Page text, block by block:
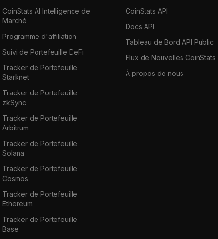
CoinStats AI Intelligence de
Marché
Programme d'affiliation
Suivi de Portefeuille DeFi
Tracker de Portefeuille
Starknet
Tracker de Portefeuille
zkSync
Tracker de Portefeuille
Arbitrum
Tracker de Portefeuille
Solana
Tracker de Portefeuille
Cosmos
Tracker de Portefeuille
Ethereum
Tracker de Portefeuille
Base
CoinStats API
Docs API
Tableau de Bord API Public
Flux de Nouvelles CoinStats
À propos de nous